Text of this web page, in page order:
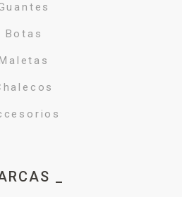
Botas
_